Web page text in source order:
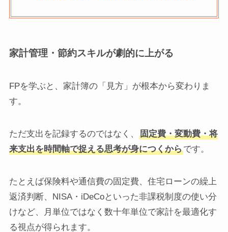
家計管理・節約スキルが劇的に上がる
FPを学ぶと、家計簿の「見方」が根本から変わりま
す。
ただ支出を記録するのではなく、
固定費・変動費・将
来支出を時間軸で捉える思考が身につくからです。
たとえば保険料や通信費の固定費、住宅ローンの繰上
返済判断、NISA・iDeCoといった非課税制度の使い分
けなど、月単位ではなく数十年単位で家計を最適化す
る視点が得られます。